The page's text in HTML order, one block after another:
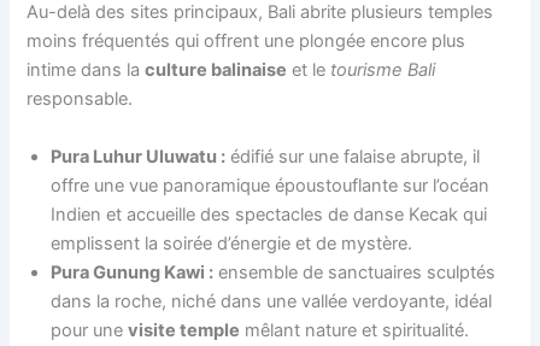
Au-delà des sites principaux, Bali abrite plusieurs temples
moins fréquentés qui offrent une plongée encore plus
intime dans laculture balinaise et le tourisme Bali
responsable.
Pura Luhur Uluwatu : édifié sur une falaise abrupte, il
offre une vue panoramique époustouflante sur l’océan
Indien et accueille des spectacles de danse Kecak qui
emplissent la soirée d’énergie et de mystère.
Pura Gunung Kawi : ensemble de sanctuaires sculptés
dans la roche, niché dans une vallée verdoyante, idéal
pour unevisite temple mêlant nature et spiritualité.